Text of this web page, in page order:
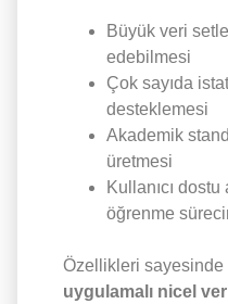
Büyük veri
edebilmesi
Çok sayıda
desteklemesi
Akademik
üretmesi
Kullanıcı
öğrenme
Özellikleri sayesinde
uygulamalı nicel